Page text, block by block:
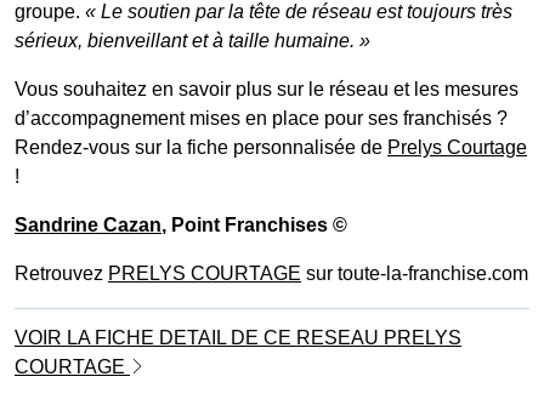
groupe. « Le soutien par la tête de réseau est toujours très
sérieux, bienveillant et à taille humaine. »
Vous souhaitez en savoir plus sur le réseau et les mesures
d’accompagnement mises en place pour ses franchisés ?
Rendez-vous sur la fiche personnalisée de Prelys Courtage
!
Sandrine Cazan, Point Franchises ©
Retrouvez PRELYS COURTAGE sur toute-la-franchise.com
VOIR LA FICHE DETAIL DE CE RESEAU PRELYS
COURTAGE